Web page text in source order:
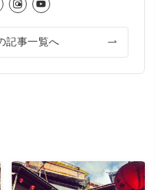
記事一覧へ